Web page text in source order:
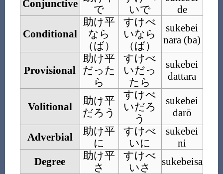
Conjunctive
で
いで
de
Conditional
助け平
なら
（ば）
すけべ
いなら
（ば）
sukebei
nara (ba)
Provisional
助け平
だった
ら
すけべ
いだっ
たら
sukebei
dattara
Volitional
助け平
だろう
すけべ
いだろ
う
sukebei
darō
Adverbial
助け平
に
すけべ
いに
sukebei
ni
Degree
助け平
さ
すけべ
いさ
sukebeisa